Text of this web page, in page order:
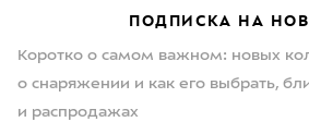
ПОДПИСКА НА
Коротко о самом важном: новых
о снаряжении и как его выбрать,
и распродажах